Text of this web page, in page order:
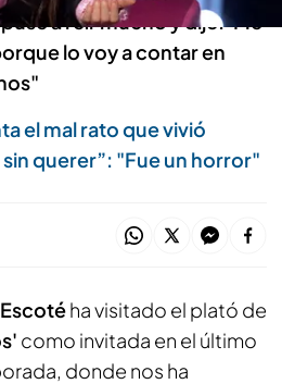
a reír mucho y dije: 'Me
lo voy a contar en
el mal rato que vivió
querer”: "Fue un horror"
ha visitado el plató de
como invitada en el último
donde nos ha